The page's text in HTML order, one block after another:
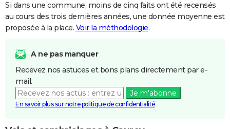
Si dans une commune, moins de cinq faits ont été recensés
au cours des trois dernières années, une donnée moyenne est
proposée à la place. Voir la méthodologie.
A ne pas manquer
Recevez nos astuces et bons plans directement par e-
mail.
Je m'abonne
En savoir plus sur notre politique de confidentialité